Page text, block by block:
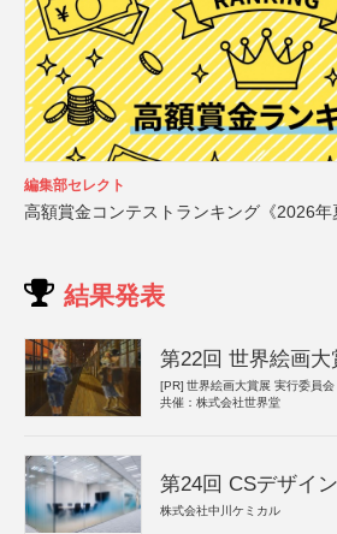
編集部セレクト
高額賞金コンテストランキング《2026年
結果発表
第22回 世界絵画大
[PR] 世界絵画大賞展 実行委員会
共催：株式会社世界堂
第24回 CSデザイ
株式会社中川ケミカル